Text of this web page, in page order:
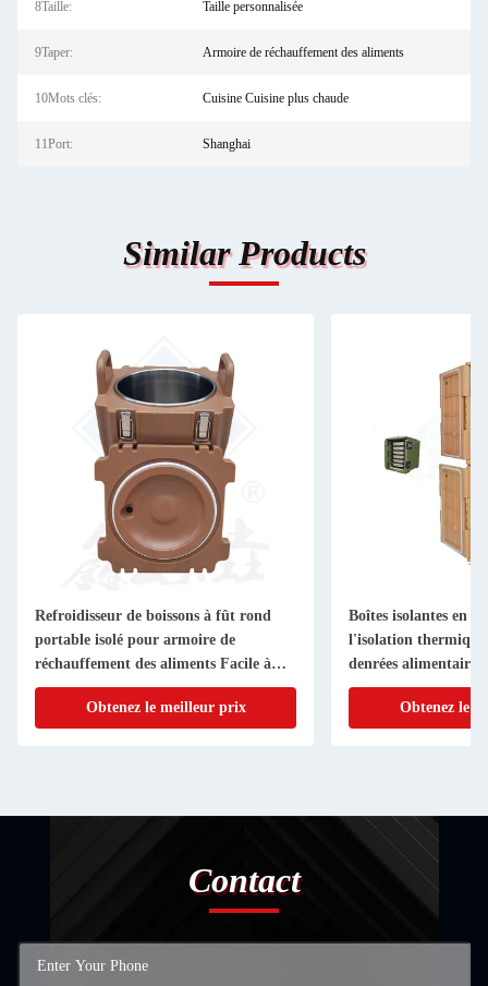
8Taille: Taille personnalisée
9Taper: Armoire de réchauffement des aliments
10Mots clés: Cuisine Cuisine plus chaude
11Port: Shanghai
Similar Products
Refroidisseur de boissons à fût rond
portable isolé pour armoire de
réchauffement des aliments Facile à
nettoyer
Obtenez le meilleur prix
Boîtes isolantes en
l'isolation
denrées alimentaires
Obtenez le
Contact